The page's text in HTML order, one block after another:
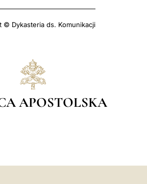
© Dykasteria ds. Komunikacji
APOSTOLSKA